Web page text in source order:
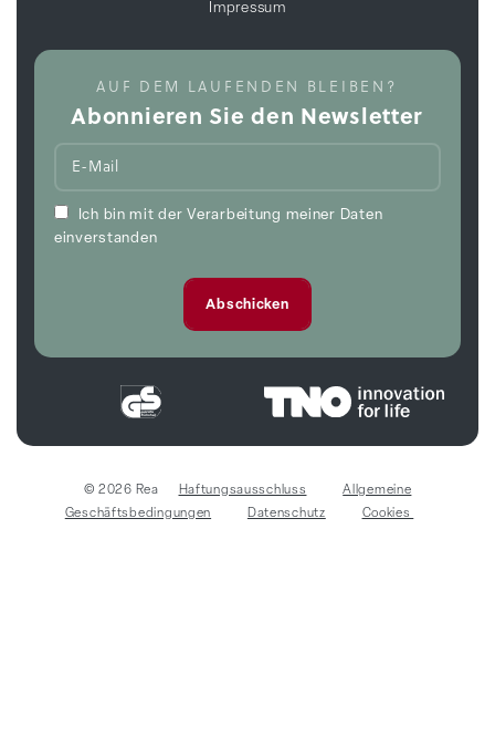
Impressum
AUF DEM LAUFENDEN BLEIBEN?
Abonnieren Sie den Newsletter
Ich bin mit der Verarbeitung meiner Daten
einverstanden
© 2026 Rea Haftungsausschluss
Allgemeine
Geschäftsbedingungen
Datenschutz Cookies